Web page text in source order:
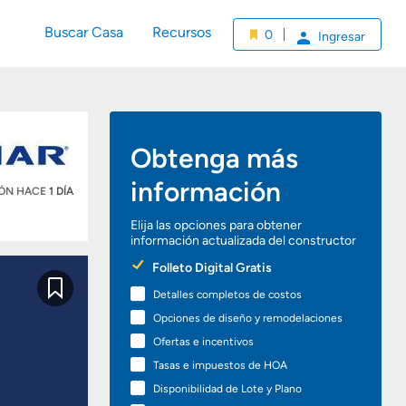
Buscar Casa Recursos 0 Ingresar
HACE 1 DÍA
Obtenga más
información
Elija las opciones para obtener
información actualizada del constructor
Preferred
Options
Folleto Digital Gratis
Detalles completos de costos
Opciones de diseño y remodelaciones
Ofertas e incentivos
Tasas e impuestos de HOA
Disponibilidad de Lote y Plano
Guardar